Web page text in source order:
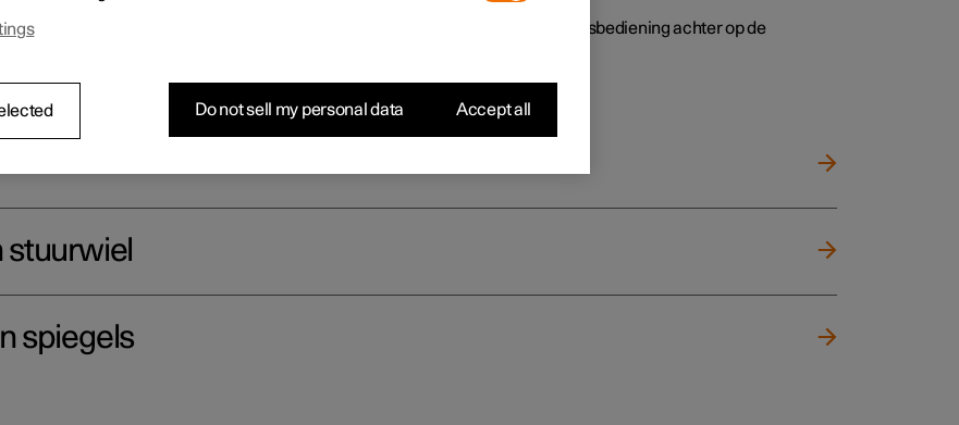
knoppen op de middenconsole, het middendisplay en de klimaatregelingsbediening achter op de
stuurwiel
spiegels
Do not sell my personal data Accept all